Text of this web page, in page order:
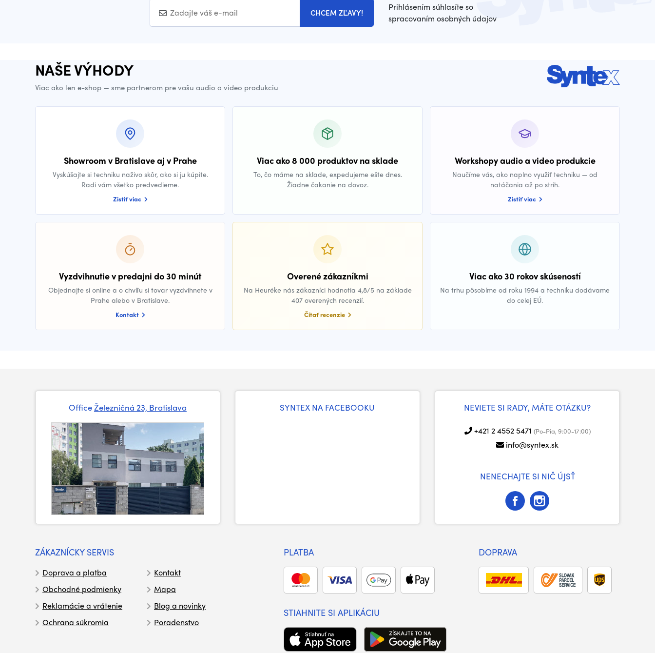
CHCEM ZĽAVY!
Prihlásením súhlasíte so
spracovaním osobných údajov
NAŠE VÝHODY
Viac ako len e-shop — sme partnerom pre vašu audio a video produkciu
Showroom v Bratislave aj v Prahe
Vyskúšajte si techniku naživo skôr, ako si ju kúpite.
Radi vám všetko predvedieme.
Zistiť viac
Viac ako 8 000 produktov na sklade
To, čo máme na sklade, expedujeme ešte dnes.
Žiadne čakanie na dovoz.
Workshopy audio a video produkcie
Naučíme vás, ako naplno využiť techniku — od
natáčania až po strih.
Zistiť viac
Vyzdvihnutie v predajni do 30 minút
Objednajte si online a o chvíľu si tovar vyzdvihnete v
Prahe alebo v Bratislave.
Kontakt
Overené zákazníkmi
Na Heuréke nás zákazníci hodnotia 4,8/5 na základe
407 overených recenzií.
Čítať recenzie
Viac ako 30 rokov skúseností
Na trhu pôsobíme od roku 1994 a techniku dodávame
do celej EÚ.
OfficeŽelezničná 23, Bratislava SYNTEX NA FACEBOOKU NEVIETE SI RADY, MÁTE OTÁZKU?
+421 2 4552 5471 (Po-Pia, 9:00-17:00)
info@syntex.sk
NENECHAJTE SI NIČ ÚJSŤ
ZÁKAZNÍCKY SERVIS
Doprava a platba
Obchodné podmienky
Reklamácie a vrátenie
Ochrana súkromia
Kontakt
Mapa
Blog a novinky
Poradenstvo
PLATBA DOPRAVA
STIAHNITE SI APLIKÁCIU